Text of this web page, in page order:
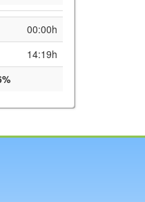
00:00h
14:19h